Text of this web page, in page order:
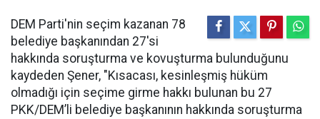
DEM Parti'nin seçim kazanan 78
belediye başkanından 27'si
hakkında soruşturma ve kovuşturma bulunduğunu
kaydeden Şener, "Kısacası, kesinleşmiş hüküm
olmadığı için seçime girme hakkı bulunan bu 27
PKK/DEM’li belediye başkanının hakkında soruşturma